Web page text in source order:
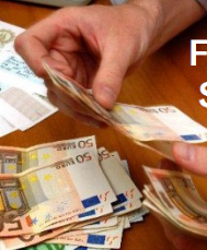
e l’ambiente è
per creare un sistema di